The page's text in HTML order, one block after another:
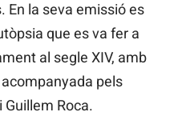
En la seva emissió es
que es va fer a
al segle XIV, amb
pels
Roca.